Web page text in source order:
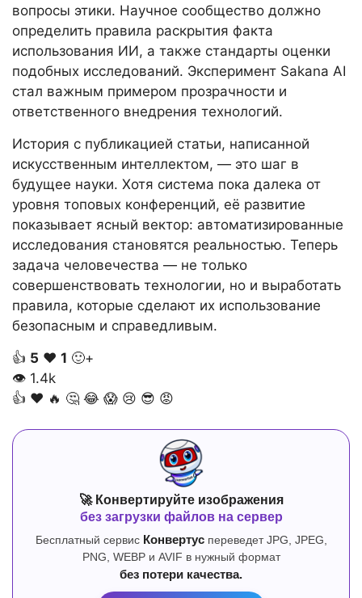
вопросы этики. Научное сообщество должно
определить правила раскрытия факта
использования ИИ, а также стандарты оценки
подобных исследований. Эксперимент Sakana AI
стал важным примером прозрачности и
ответственного внедрения технологий.
История с публикацией статьи, написанной
искусственным интеллектом, — это шаг в
будущее науки. Хотя система пока далека от
уровня топовых конференций, её развитие
показывает ясный вектор: автоматизированные
исследования становятся реальностью. Теперь
задача человечества — не только
совершенствовать технологии, но и выработать
правила, которые сделают их использование
безопасным и справедливым.
👍 5 ❤️ 1 🙂+
👁 1.4k
👍 ❤️ 🔥 🤔 😂 😱 😢 😎 😡
🚀 Конвертируйте изображения
без загрузки файлов на сервер
Бесплатный сервис Конвертуспереведет JPG, JPEG,
PNG, WEBP и AVIF в нужный формат
без потери качества.